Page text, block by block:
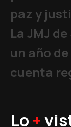
paz y
La JMJ
un año
cuenta
Lo +